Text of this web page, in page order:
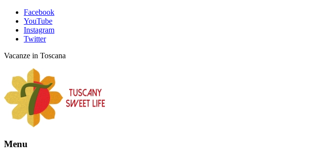
Facebook
YouTube
Instagram
Twitter
Vacanze in Toscana
Menu